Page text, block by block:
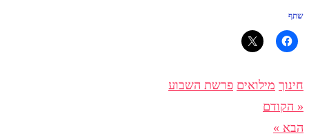
שתף
חינוך מילואים פרשת השבוע
« הקודם
הבא »